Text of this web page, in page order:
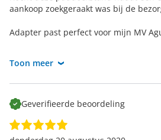
aankoop zoekgeraakt was bij de
Adapter past perfect voor mijn MV
allemaal wel logisch wat waar hoort
Toon meer
Geverifieerde beoordeling